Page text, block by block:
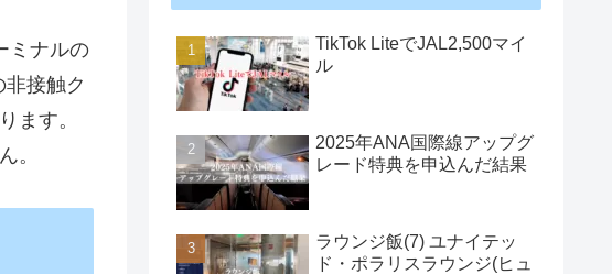
ミナルの
接触ク
ます。
。
TikTok LiteでJAL2,500マイ
ル
2025年ANA国際線アップグ
レード特典を申込んだ結果
ラウンジ飯(7) ユナイテッ
ド・ポラリスラウンジ(ヒュ